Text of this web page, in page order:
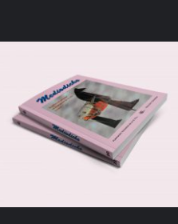
AÑADIR AL CARRITO / DETALLES